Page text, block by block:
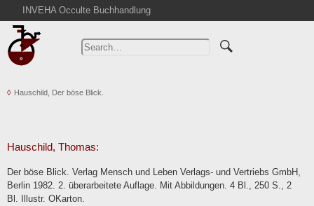
INVEHA Occulte Buchhandlung
Home
Advanced Search
Cart
Contact
Terms
Hauschild, Der böse Blick.
Hauschild, Thomas:
Der böse Blick. Verlag Mensch und Leben Verlags- und Vertriebs GmbH,
Berlin 1982. 2. überarbeitete Auflage. Mit Abbildungen. 4 Bl., 250 S., 2
Bl. Illustr. OKarton.